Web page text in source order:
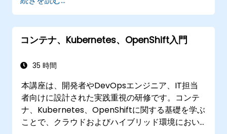
コンテナ、Kubernetes、OpenShift入門
35 時間
本講座は、開発者やDevOpsエンジニア、IT担当
者向けに設計された実践重視の研修です。コンテ
ナ、Kubernetes、OpenShiftに関する基礎を学ぶ
ことで、クラウドおよびハイブリッド環境におい